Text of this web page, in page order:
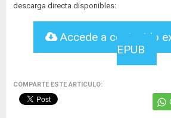
descarga directa disponibles:
Accede a contenido
EPUB
COMPARTE ESTE ARTICULO: